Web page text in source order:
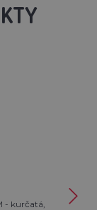
- kurčatá,